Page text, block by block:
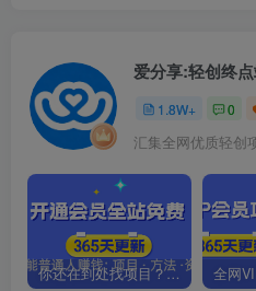
爱分享:轻创终
1.8W+ 0
汇集全网优质轻创
你还在到处找项目？还在当韭菜？我靠卖项目一个月收入5万+，曾经我也是个失败者。